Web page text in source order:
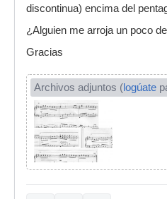
discontinua) encima del
¿Alguien me arroja un poco
Gracias
Archivos adjuntos (logúate